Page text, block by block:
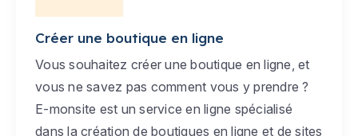
Créer une boutique en ligne
Vous souhaitez créer une boutique en ligne, et
vous ne savez pas comment vous y prendre ?
E-monsite est un service en ligne spécialisé
dans la création de boutiques en ligne et de sites